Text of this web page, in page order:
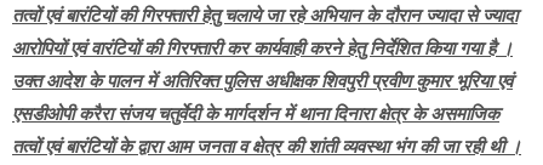
तत्वों एवं बारंटियों की गिरफ्तारी हेतु चलाये जा रहे अभियान के दौरान ज्यादा से ज्यादा
आरोपियों एवं वारंटियों की गिरफ्तारी कर कार्यवाही करने हेतु निर्देशित किया गया है ।
उक्त आदेश के पालन में अतिरिक्त पुलिस अधीक्षक शिवपुरी प्रवीण कुमार भूरिया एवं
एसडीओपी करैरा संजय चतुर्वेदी के मार्गदर्शन में थाना दिनारा क्षेत्र के असमाजिक
तत्वों एवं बारंटियों के द्वारा आम जनता व क्षेत्र की शांती व्यवस्था भंग की जा रही थी ।